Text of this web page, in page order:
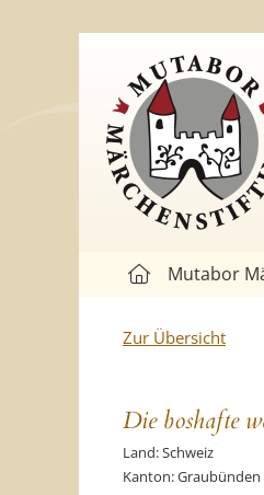
Mutabor
Zur Übersicht
Die boshafte
Land: Schweiz
Kanton: Graubünden